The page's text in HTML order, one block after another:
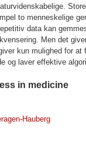
to menneskelige
data kan
Men det
kun mulighed for
og laver effektive
in medicine
Hauberg